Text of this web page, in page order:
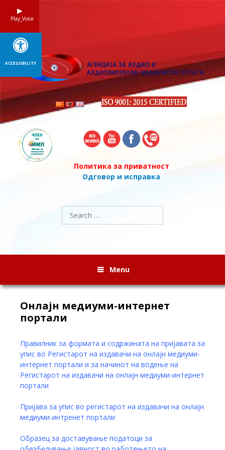
Политика за приватност
Одговор и исправка
Search
for:
Menu
Онлајн медиуми-интернет
портали
Правилник за формата и содржината на пријавата за
упис во Регистарот на издавачи на онлајн медиуми-
интернет портали и за начинот на водење на
Регистарот на издавачи на онлајн медиуми-интернет
портали
Пријава за упис во регистарот на издавачи на онлајн
медиуми-интренет портали
Образец за доставување податоци за
Play_Voice
ACCESSIBILITY